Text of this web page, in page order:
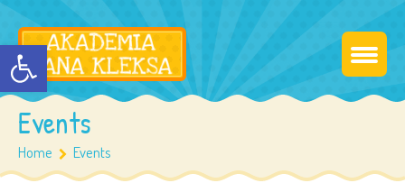
Otwórz pasek narzędzi
Events
Home Events